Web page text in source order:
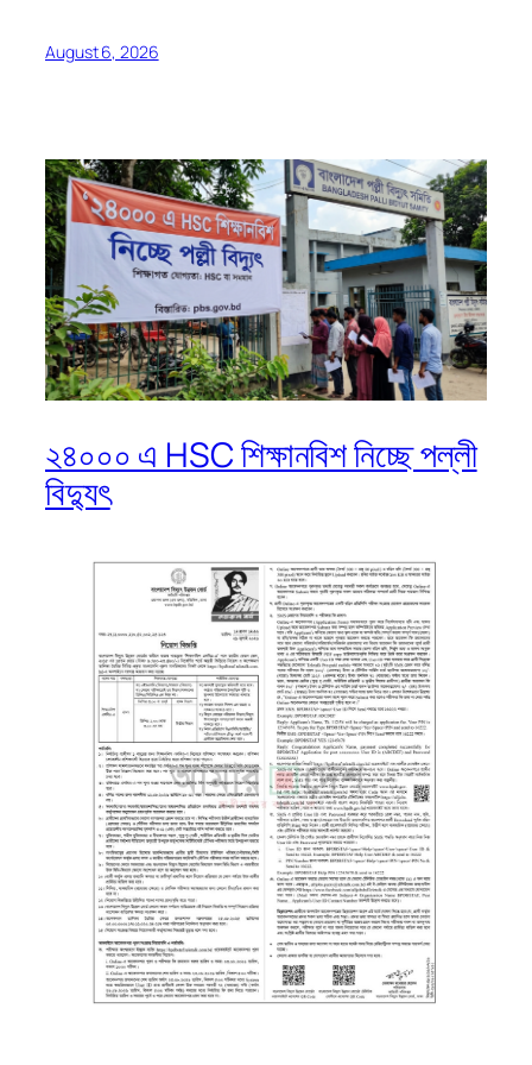
August 6, 2026
২৪০০০ এ HSC শিক্ষানবিশ নিচ্ছে পল্লী
বিদ্যুৎ